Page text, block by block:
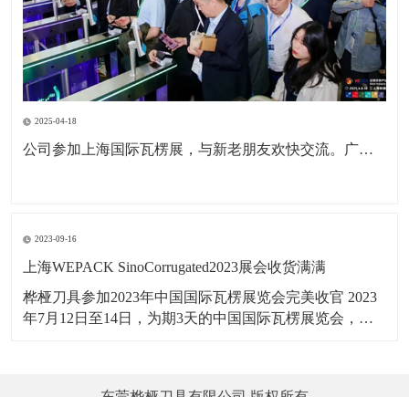
2025-04-18
公司参加上海国际瓦楞展，与新老朋友欢快交流。广东包协纸委会领导亲临现场参观。本次展会为公司深耕国内市场，拓展海外市场，更前进了一步。
2023-09-16
上海WEPACK SinoCorrugated2023展会收货满满
桦桠刀具参加2023年中国国际瓦楞展览会完美收官 2023
年7月12日至14日，为期3天的中国国际瓦楞展览会，在